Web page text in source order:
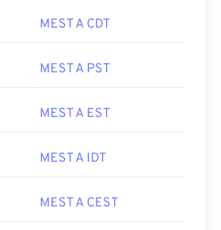
MEST A CDT
MEST A PST
MEST A EST
MEST A IDT
MEST A CEST